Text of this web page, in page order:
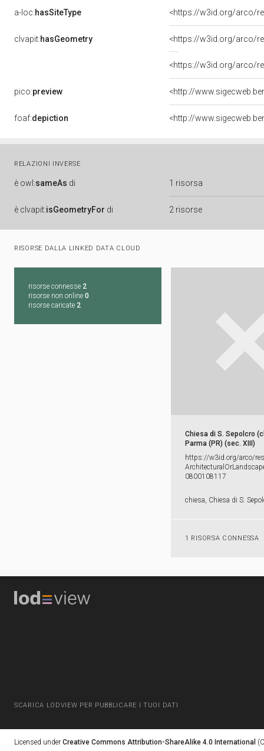
a-loc:hasSiteType <https://w3id.org/arco/
clvapit:hasGeometry <https://w3id.org/arco/
<https://w3id.org/arco/
pico:preview
foaf:depiction
RELAZIONI INVERSE
è owl:sameAs di 1 risorsa
è clvapit:isGeometryFor di 2 risorse
RISORSE DALLA LINKED DATA CLOUD
risorse connesse 2
risorse non online 0
risorse caricate 2
Chiesa di S. Sepolcro
Parma (PR) (sec. XIII)
https:​/​/​w3id.​org/​arco/​
0800108117
chiesa, Chiesa di S.
1 RISORSA CONNESSA
SCARICA LODVIEW PER PUBBLICARE I TUOI DATI
Licensed under Creative Commons Attribution-ShareAlike 4.0 International